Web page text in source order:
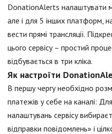
DonationAlerts налаштувати
але і для 5 інших платформ,
вести прямі трансляції.
цього сервісу – простий
відбувається в три кліка.
Як настроїти
В першу чергу необхідно
платежів у себе на каналі:
налаштувань сервісу
відправки повідомлень» і